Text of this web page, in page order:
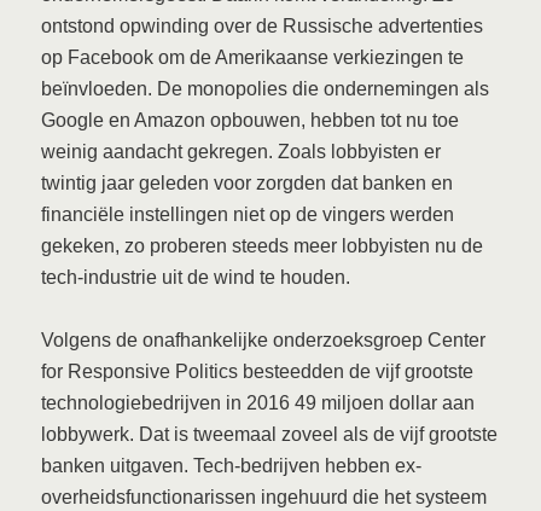
ontstond opwinding over de Russische advertenties
op Facebook om de Amerikaanse verkiezingen te
beïnvloeden. De monopolies die ondernemingen als
Google en Amazon opbouwen, hebben tot nu toe
weinig aandacht gekregen. Zoals lobbyisten er
twintig jaar geleden voor zorgden dat banken en
financiële instellingen niet op de vingers werden
gekeken, zo proberen steeds meer lobbyisten nu de
tech-industrie uit de wind te houden.
Volgens de onafhankelijke onderzoeksgroep Center
for Responsive Politics besteedden de vijf grootste
technologiebedrijven in 2016 49 miljoen dollar aan
lobbywerk. Dat is tweemaal zoveel als de vijf grootste
banken uitgaven. Tech-bedrijven hebben ex-
overheidsfunctionarissen ingehuurd die het systeem